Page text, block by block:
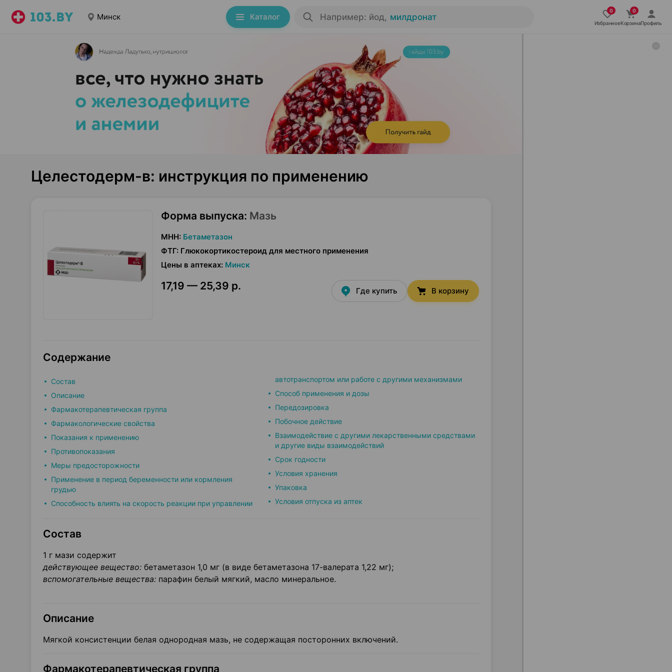
Минск Каталог Например: йод, милдронат
ИзбранноеКорзинаПрофиль
Целестодерм-в: инструкция по применению
Форма выпуска: Мазь
МНН: Бетаметазон
ФТГ: Глюкокортикостероид для местного применения
Цены в аптеках: Минск
17,19 — 25,39 р. Где купить В корзину
Содержание
Состав
Описание
Фармакотерапевтическая группа
Фармакологические свойства
Показания к применению
Противопоказания
Меры предосторожности
Применение в период беременности или кормления
грудью
Способность влиять на скорость реакции при управлении
автотранспортом или работе с другими механизмами
Способ применения и дозы
Передозировка
Побочное действие
Взаимодействие с другими лекарственными средствами
и другие виды взаимодействий
Срок годности
Условия хранения
Упаковка
Условия отпуска из аптек
Состав
1 г мази содержит
действующее вещество: бетаметазон 1,0 мг (в виде бетаметазона 17-валерата 1,22 мг);
вспомогательные вещества: парафин белый мягкий, масло минеральное.
Описание
Мягкой консистенции белая однородная мазь, не содержащая посторонних включений.
Фармакотерапевтическая группа